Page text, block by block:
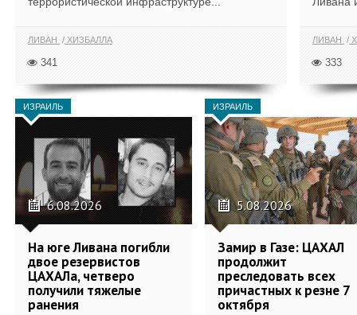
ЛИВАН ХИЗБАЛЛА
341
ЛИВАН
333
ИЗРАИЛЬ
6.08.2026
На юге Ливана погибли
двое резервистов
ЦАХАЛа, четверо
получили тяжелые
ранения
ИЗРАИЛЬ
5.08.2026
Замир в Газе: ЦАХАЛ
продолжит
преследовать всех
причастных к резне 7
октября